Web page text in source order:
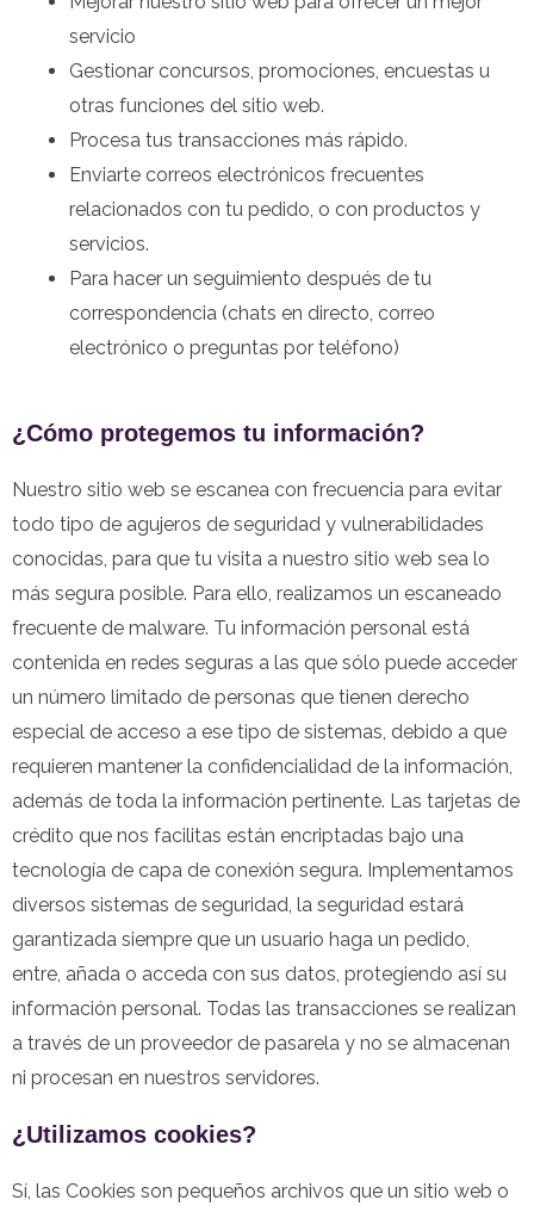
servicio
Gestionar concursos, promociones, encuestas u
otras funciones del sitio web.
Procesa tus transacciones más rápido.
Enviarte correos electrónicos frecuentes
relacionados con tu pedido, o con productos y
servicios.
Para hacer un seguimiento después de tu
correspondencia (chats en directo, correo
electrónico o preguntas por teléfono)
¿Cómo protegemos tu información?
Nuestro sitio web se escanea con frecuencia para evitar
todo tipo de agujeros de seguridad y vulnerabilidades
conocidas, para que tu visita a nuestro sitio web sea lo
más segura posible. Para ello, realizamos un escaneado
frecuente de malware. Tu información personal está
contenida en redes seguras a las que sólo puede acceder
un número limitado de personas que tienen derecho
especial de acceso a ese tipo de sistemas, debido a que
requieren mantener la confidencialidad de la información,
además de toda la información pertinente. Las tarjetas de
crédito que nos facilitas están encriptadas bajo una
tecnología de capa de conexión segura. Implementamos
diversos sistemas de seguridad, la seguridad estará
garantizada siempre que un usuario haga un pedido,
entre, añada o acceda con sus datos, protegiendo así su
información personal. Todas las transacciones se realizan
a través de un proveedor de pasarela y no se almacenan
ni procesan en nuestros servidores.
¿Utilizamos cookies?
Sí, las Cookies son pequeños archivos que un sitio web o